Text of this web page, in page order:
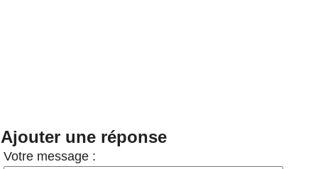
Ajouter une réponse
Votre message :